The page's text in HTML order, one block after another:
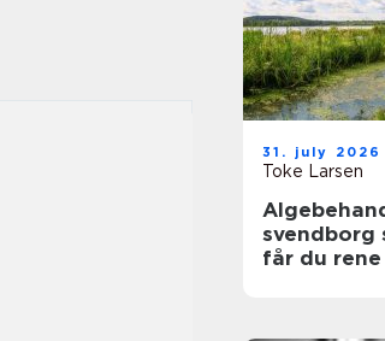
31. july 2026
Toke Larsen
svendborg sådan
får du